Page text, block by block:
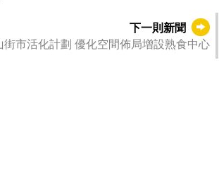
下一則新聞
市署啟動台山街市活化計劃 優化空間佈局增設熟食中心